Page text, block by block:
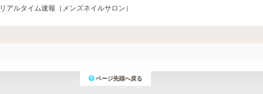
リアルタイム速報（メンズネイルサロン）
ページ先頭へ戻る